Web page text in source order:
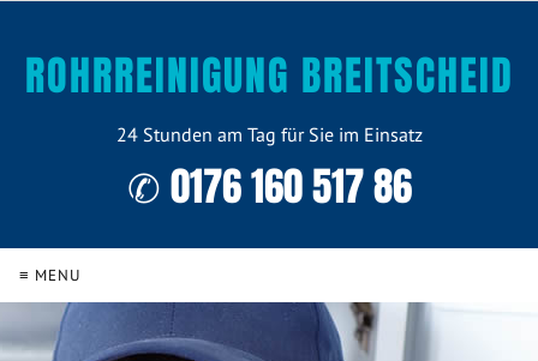
ROHRREINIGUNG BREITSCHEID
24 Stunden am Tag für Sie im Einsatz
✆ 0176 160 517 86
≡ MENU